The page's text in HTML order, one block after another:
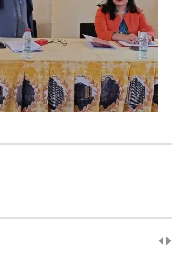
Extraordinaire du